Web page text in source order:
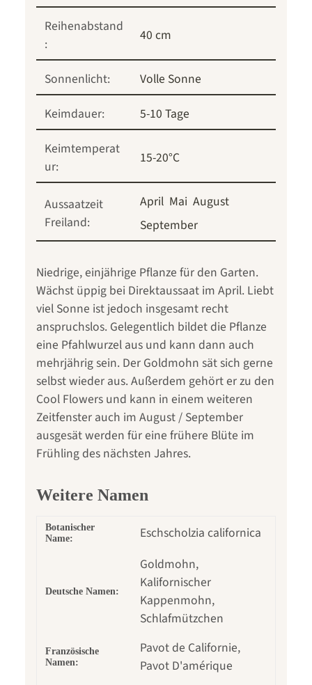
Reihenabstand
:
40 cm
Sonnenlicht:
Volle Sonne
Keimdauer:
5-10 Tage
Keimtemperat
ur:
15-20°C
Aussaatzeit
Freiland:
April Mai August
September
Niedrige, einjährige Pflanze für den Garten.
Wächst üppig bei Direktaussaat im April. Liebt
viel Sonne ist jedoch insgesamt recht
anspruchslos. Gelegentlich bildet die Pflanze
eine Pfahlwurzel aus und kann dann auch
mehrjährig sein. Der Goldmohn sät sich gerne
selbst wieder aus. Außerdem gehört er zu den
Cool Flowers und kann in einem weiteren
Zeitfenster auch im August / September
ausgesät werden für eine frühere Blüte im
Frühling des nächsten Jahres.
Weitere Namen
Botanischer
Name:
Eschscholzia californica
Deutsche Namen:
Goldmohn,
Kalifornischer
Kappenmohn,
Schlafmützchen
Französische
Namen:
Pavot de Californie,
Pavot D'amérique